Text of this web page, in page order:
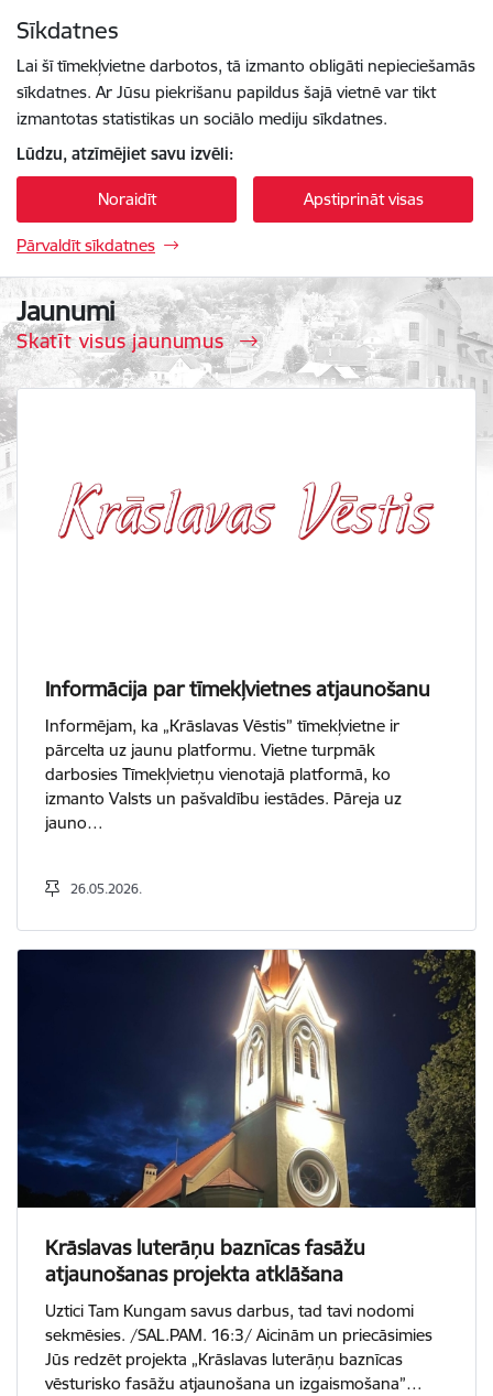
Sīkdatnes
Lai šī tīmekļvietne darbotos, tā izmanto obligāti nepieciešamās
sīkdatnes. Ar Jūsu piekrišanu papildus šajā vietnē var tikt
izmantotas statistikas un sociālo mediju sīkdatnes.
Lūdzu, atzīmējiet savu izvēli:
Noraidīt Apstiprināt visas
Pārvaldīt sīkdatnes
Krāslavas vēstis
Jaunumi
Skatīt visus jaunumus
Informācija par tīmekļvietnes atjaunošanu
Informējam, ka „Krāslavas Vēstis” tīmekļvietne ir
pārcelta uz jaunu platformu. Vietne turpmāk
darbosies Tīmekļvietņu vienotajā platformā, ko
izmanto Valsts un pašvaldību iestādes. Pāreja uz
jauno…
26.05.2026.
Krāslavas luterāņu baznīcas fasāžu
atjaunošanas projekta atklāšana
Uztici Tam Kungam savus darbus, tad tavi nodomi
sekmēsies. /SAL.PAM. 16:3/ Aicinām un priecāsimies
Jūs redzēt projekta „Krāslavas luterāņu baznīcas
vēsturisko fasāžu atjaunošana un izgaismošana”…